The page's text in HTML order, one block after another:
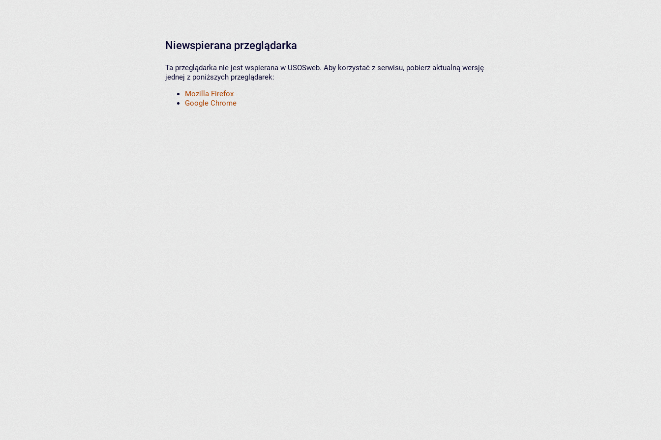
Niewspierana przeglądarka
Ta przeglądarka nie jest wspierana w USOSweb. Aby korzystać z serwisu, pobierz aktualną wersję
jednej z poniższych przeglądarek:
Mozilla Firefox
Google Chrome